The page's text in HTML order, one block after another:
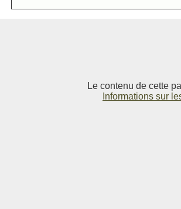
Le contenu de cette
Informations sur